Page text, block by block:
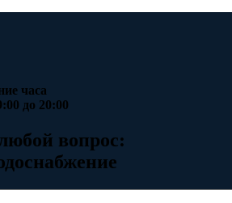
часа
до 20:00
вопрос: